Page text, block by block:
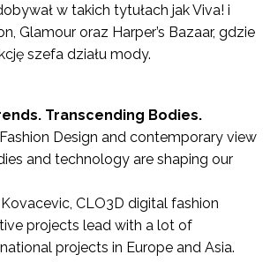
w takich tytułach jak Viva! i
Glamour oraz Harper’s Bazaar, gdzie
szefa działu mody.
Transcending Bodies.
Design and contemporary view
and technology are shaping our
CLO3D digital fashion
projects lead with a lot of
projects in Europe and Asia.